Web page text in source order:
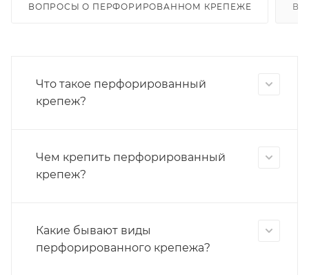
ВОПРОСЫ О ПЕРФОРИРОВАННОМ КРЕПЕЖЕ
Что такое перфорированный
крепеж?
Чем крепить перфорированный
крепеж?
Какие бывают виды
перфорированного крепежа?